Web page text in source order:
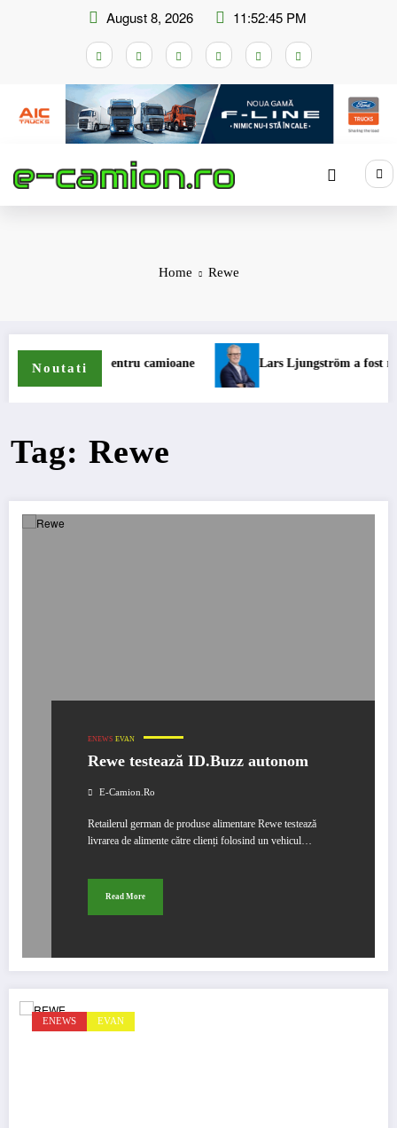
August 8, 2026 11:52:45 PM
Home Rewe
Noutati
pentru camioane Lars Ljungström a fost numit
Tag: Rewe
ENEWS EVAN
Rewe testează ID.Buzz autonom
E-Camion.ro
Retailerul german de produse alimentare Rewe testează
livrarea de alimente către clienți folosind un vehicul…
Read More
ENEWS EVAN